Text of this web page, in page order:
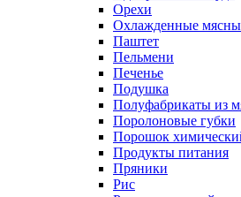
Орехи
Охлажденные
Паштет
Пельмени
Печенье
Подушка
Полуфабрикаты из
Поролоновые губки
Порошок
Продукты питания
Пряники
Рис